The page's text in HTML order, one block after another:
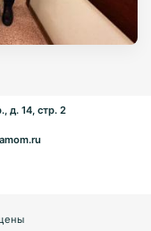
д. 14, стр. 2